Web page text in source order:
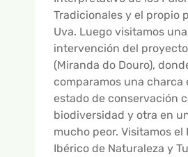
Tradicionales y el propio
Uva. Luego visitamos
intervención del
(Miranda do Douro),
comparamos una charca
estado de conservación
biodiversidad y otra en
mucho peor. Visitamos el
Ibérico de Naturaleza y